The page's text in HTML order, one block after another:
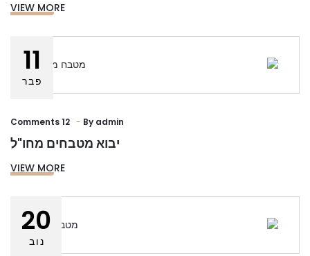
VIEW MORE
11
פבר
By admin
12 Comments
יבוא מטבחים מחו"ל
VIEW MORE
20
נוב